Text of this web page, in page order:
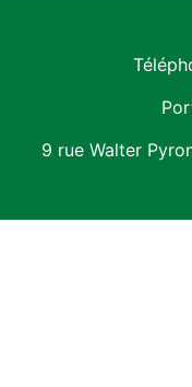
9 rue Walter